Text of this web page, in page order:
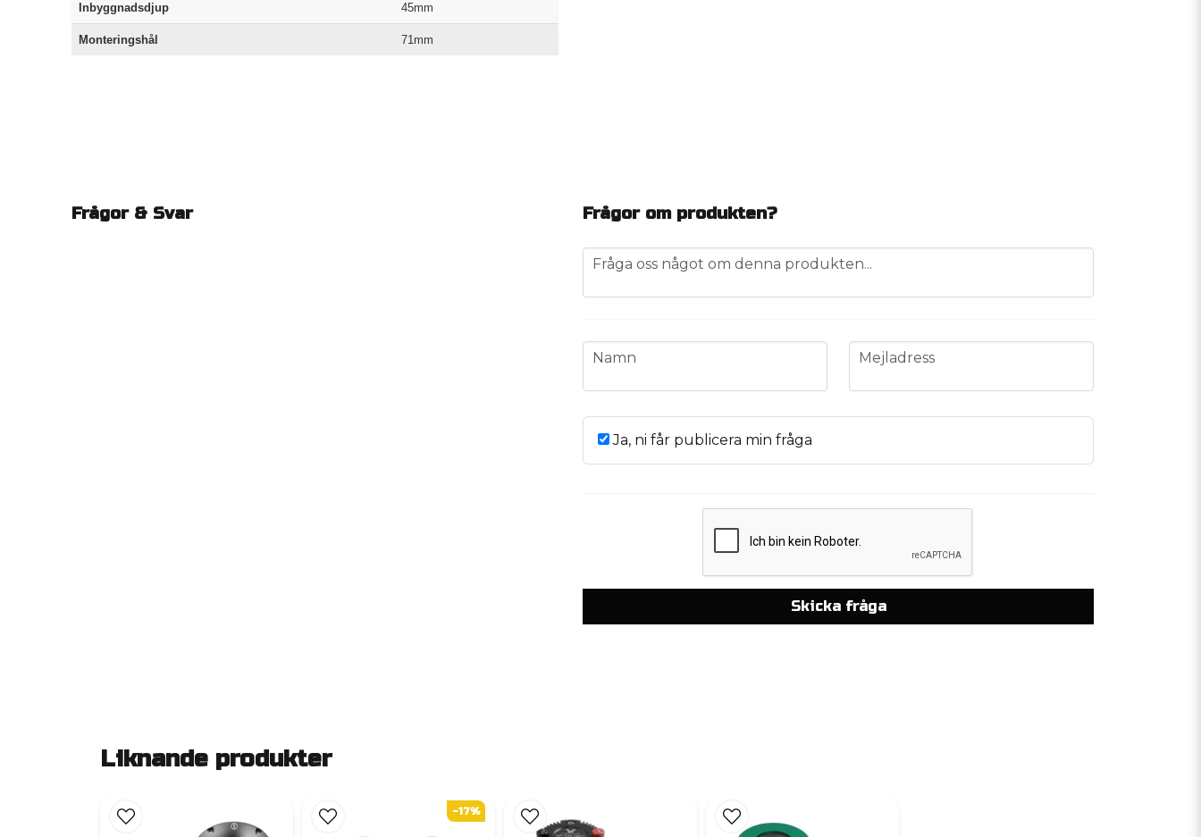
Inbyggnadsdjup 45mm
Monteringshål 71mm
Frågor & Svar Frågor om produkten?
question
Fråga oss något om denna produkten...
name
Namn email
Mejladress
Ja, ni får publicera min fråga
Skicka fråga
Liknande produkter
-17%